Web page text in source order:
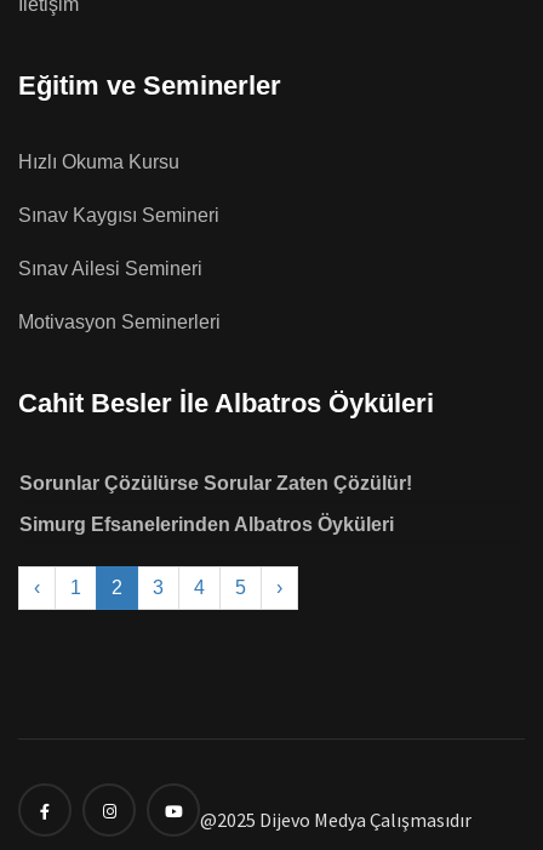
İletişim
Eğitim ve Seminerler
Hızlı Okuma Kursu
Sınav Kaygısı Semineri
Sınav Ailesi Semineri
Motivasyon Seminerleri
Cahit Besler İle Albatros Öyküleri
Sorunlar Çözülürse Sorular Zaten Çözülür!
Simurg Efsanelerinden Albatros Öyküleri
‹ 1 2 3 4 5 ›
@2025 Dijevo Medya Çalışmasıdır